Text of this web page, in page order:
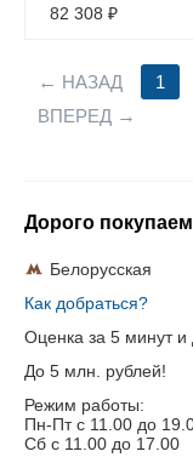
82 308 ₽
НАЗАД 1
ВПЕРЕД
Дорого
Белорусская
Как добраться?
Оценка за 5 минут и
До 5 млн. рублей!
Режим работы:
Пн-Пт c 11.00 до
Сб с 11.00 до 17.00